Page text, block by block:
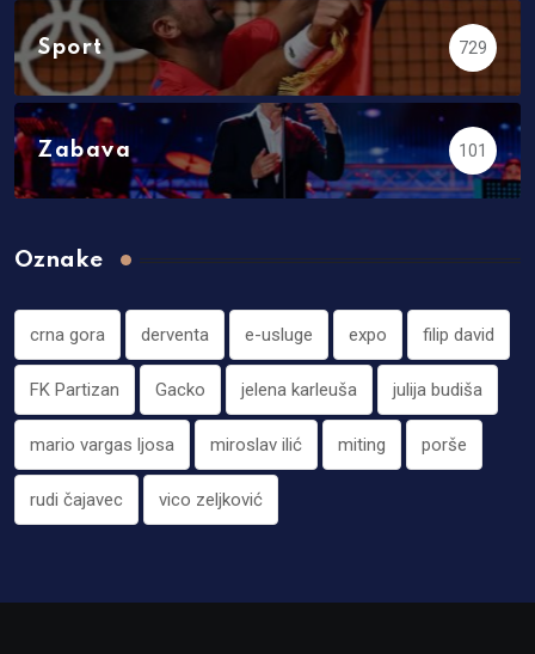
Sport 729
Zabava 101
Oznake
crna gora derventa e-usluge expo filip david
FK Partizan Gacko jelena karleuša julija budiša
mario vargas ljosa miroslav ilić miting porše
rudi čajavec vico zeljković